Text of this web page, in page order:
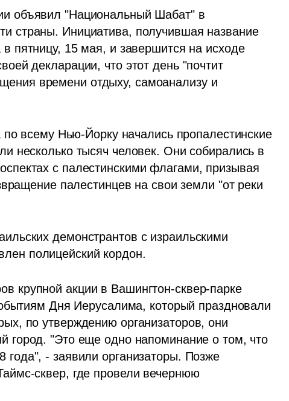
объявил "Национальный Шабат" в
страны. Инициатива, получившая название
пятницу, 15 мая, и завершится на исходе
декларации, что этот день "почтит
времени отдыху, самоанализу и
всему Нью-Йорку начались пропалестинские
несколько тысяч человек. Они собирались в
с палестинскими флагами, призывая
палестинцев на свои земли "от реки
демонстрантов с израильскими
полицейский кордон.
крупной акции в Вашингтон-сквер-парке
Дня Иерусалима, который праздновали
по утверждению организаторов, они
город. "Это еще одно напоминание о том, что
года", - заявили организаторы. Позже
сквер, где провели вечернюю